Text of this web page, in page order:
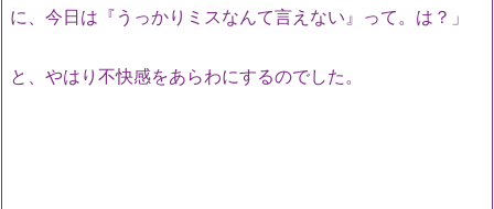
に、今日は『うっかりミスなんて言えない』って。は？」
と、やはり不快感をあらわにするのでした。